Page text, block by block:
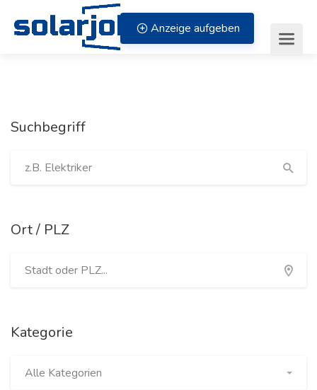
Zum Inhalt springen
Anzeige aufgeben
Suchbegriff
Ort / PLZ
Kategorie
Alle Kategorien